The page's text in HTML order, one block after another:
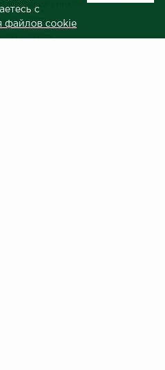
соглашение
оферта
с
файлов cookie